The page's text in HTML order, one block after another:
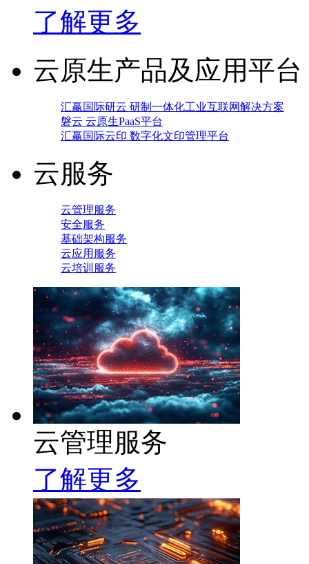
了解更多
云原生产品及应用平台
汇赢国际研云 研制一体化工业互联网解决方案
磐云 云原生PaaS平台
汇赢国际云印 数字化文印管理平台
云服务
云管理服务
安全服务
基础架构服务
云应用服务
云培训服务
云管理服务
了解更多